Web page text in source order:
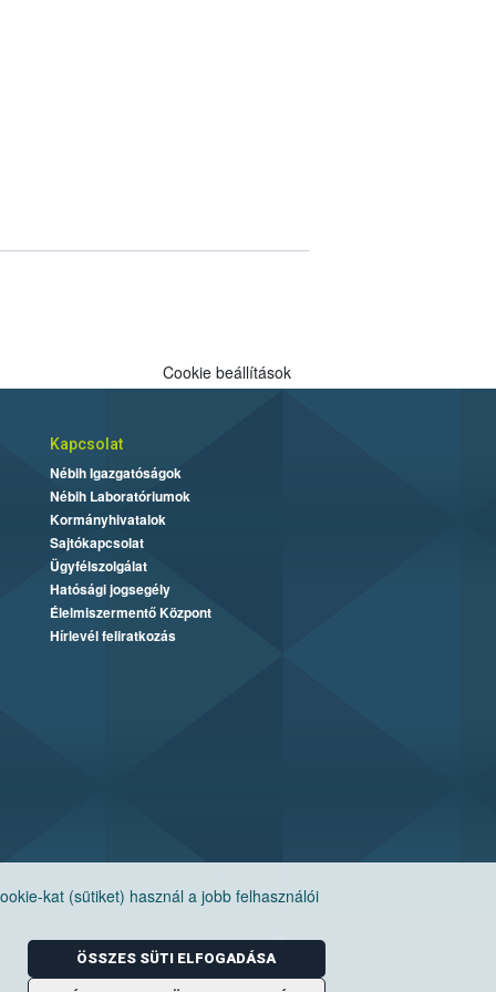
kat (sütiket) használ a jobb felhasználói
ÖSSZES SÜTI ELFOGADÁSA
Cookie beállítások
Kapcsolat
Nébih Igazgatóságok
Nébih Laboratóriumok
Kormányhivatalok
Sajtókapcsolat
Ügyfélszolgálat
Hatósági jogsegély
Élelmiszermentő Központ
Hírlevél feliratkozás